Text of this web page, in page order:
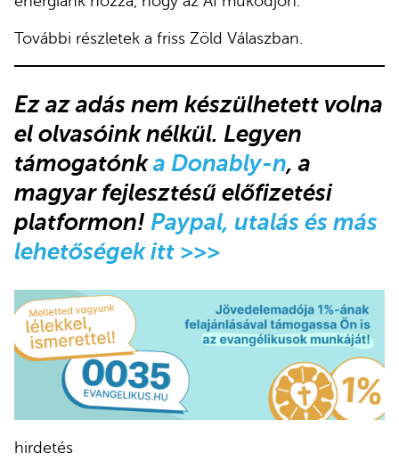
További részletek a friss Zöld Válaszban.
Ez az adás nem készülhetett volna
el olvasóink nélkül. Legyen
támogatónka Donably-n, a
magyar fejlesztésű előfizetési
platformon! Paypal, utalás és más
lehetőségek itt >>>
hirdetés